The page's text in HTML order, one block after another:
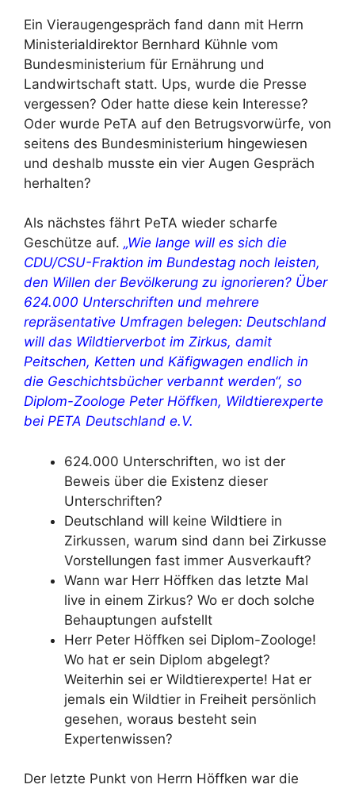
Ein Vieraugengespräch fand dann mit Herrn
Ministerialdirektor Bernhard Kühnle vom
Bundesministerium für Ernährung und
Landwirtschaft statt. Ups, wurde die Presse
vergessen? Oder hatte diese kein Interesse?
Oder wurde PeTA auf den Betrugsvorwürfe, von
seitens des Bundesministerium hingewiesen
und deshalb musste ein vier Augen Gespräch
herhalten?
Als nächstes fährt PeTA wieder scharfe
Geschütze auf. „Wie lange will es sich die
CDU/CSU-Fraktion im Bundestag noch leisten,
den Willen der Bevölkerung zu ignorieren? Über
624.000 Unterschriften und mehrere
repräsentative Umfragen belegen: Deutschland
will das Wildtierverbot im Zirkus, damit
Peitschen, Ketten und Käfigwagen endlich in
die Geschichtsbücher verbannt werden“, so
Diplom-Zoologe Peter Höffken, Wildtierexperte
bei PETA Deutschland e.V.
624.000 Unterschriften, wo ist der
Beweis über die Existenz dieser
Unterschriften?
Deutschland will keine Wildtiere in
Zirkussen, warum sind dann bei Zirkusse
Vorstellungen fast immer Ausverkauft?
Wann war Herr Höffken das letzte Mal
live in einem Zirkus? Wo er doch solche
Behauptungen aufstellt
Herr Peter Höffken sei Diplom-Zoologe!
Wo hat er sein Diplom abgelegt?
Weiterhin sei er Wildtierexperte! Hat er
jemals ein Wildtier in Freiheit persönlich
gesehen, woraus besteht sein
Expertenwissen?
Der letzte Punkt von Herrn Höffken war die